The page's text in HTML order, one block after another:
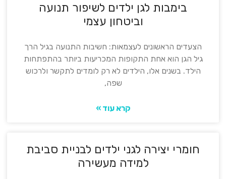
בימבות לגן ילדים לשיפור תנועה
וביטחון עצמי
הצעדים הראשונים לעצמאות: חשיבות התנועה בגיל הרך
גיל הגן הוא אחת התקופות המכריעות ביותר בהתפתחות
הילד. בשנים אלו, הילדים לא רק לומדים לתקשר ולרכוש
שפה,
קרא עוד »
חומרי יצירה לגני ילדים לבניית סביבת
למידה מעשירה